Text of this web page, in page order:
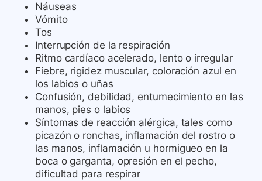
Náuseas
Vómito
Tos
Interrupción de la respiración
Ritmo cardíaco acelerado, lento o irregular
Fiebre, rigidez muscular, coloración azul en
los labios o uñas
Confusión, debilidad, entumecimiento en las
manos, pies o labios
Síntomas de reacción alérgica, tales como
picazón o ronchas, inflamación del rostro o
las manos, inflamación u hormigueo en la
boca o garganta, opresión en el pecho,
dificultad para respirar